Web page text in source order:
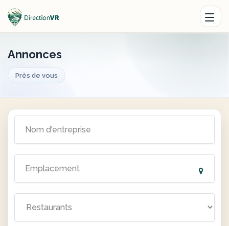
Annonces
Près de vous